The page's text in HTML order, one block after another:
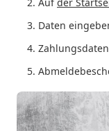
Daten